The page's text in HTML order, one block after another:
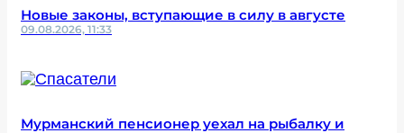
Новые законы, вступающие в силу в августе
09.08.2026, 11:33
Мурманский пенсионер уехал на рыбалку и